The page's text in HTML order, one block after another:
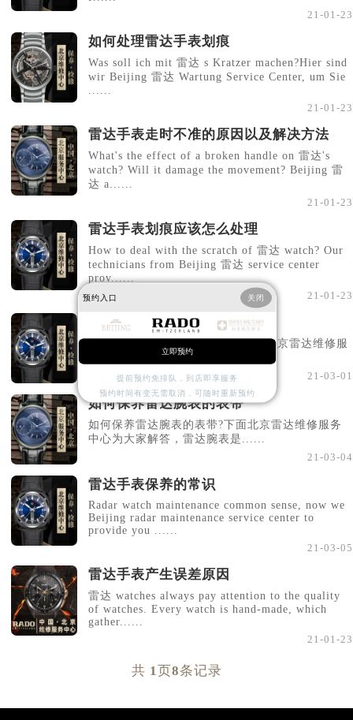
21-01-23
如何处理雷达手表划痕
Was soll ich mit 雷达 s Kratzer machen?Hier sind
wir Beijing 雷达 Wartung Service Center, um Sie
......
21-01-23
雷达手表走时不准的原因以及解决方法
What's the effect of a broken handle on 雷达's
watch? Will it damage the movement? Beijing 雷
达 a......
21-01-23
雷达手表划痕应该怎么处理
How to deal with the scratch of 雷达 watch? Our
technicians from Beijing 雷达 service center
prov......
21-01-23
雷达手表的保养方法有哪些
雷达手表的保养方法有哪些，下面北京雷达维修服
务中心为大家解答，雷达手表......
21-03-01
如何保养雷达腕表的表带
如何保养雷达腕表的表带?下面北京雷达维修服务
中心为大家解答，雷达腕表是......
21-03-04
雷达手表保养的常识
Radar watch maintenance common sense, now we
Beijing radar maintenance service center to
provide you ......
21-03-05
雷达手表产生误差原因
雷达 watches always pay attention to the quality
of watches. Every watch is hand-made, which
gather......
21-01-23
共 1 页 8条记录
预约入口 关闭
立即预约
提前预约免排队，到店即享服务
预约时间有变无需取消，可随时重新预约